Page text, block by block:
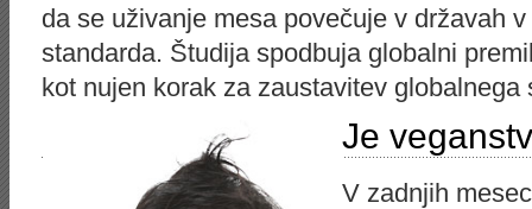
da se uživanje mesa povečuje v državah
standarda. Študija spodbuja globalni
kot nujen korak za zaustavitev globalnega
Je
V zadnjih